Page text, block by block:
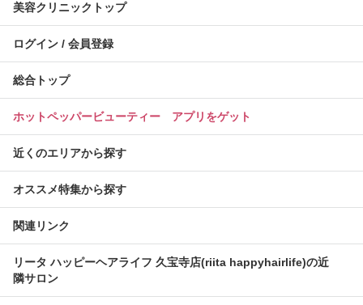
美容クリニックトップ
ログイン / 会員登録
総合トップ
ホットペッパービューティー アプリをゲット
近くのエリアから探す
オススメ特集から探す
関連リンク
リータ ハッピーヘアライフ 久宝寺店(riita happyhairlife)の近
隣サロン